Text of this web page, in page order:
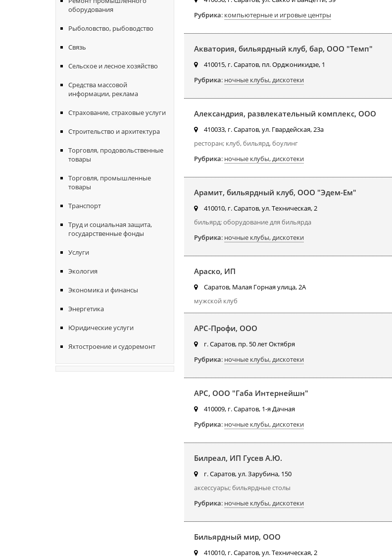
оборудования
Рыболовство, рыбоводство
Связь
Сельское и лесное хозяйство
Средства массовой
информации, реклама
Страхование, страховые услуги
Строительство и архитектура
Торговля, продовольственные
товары
Торговля, промышленные
товары
Транспорт
Труд и социальная защита,
государственные фонды
Услуги
Экология
Экономика и финансы
Энергетика
Юридические услуги
Яхтостроение и судоремонт
Рубрика: компьютерные и игровые центры
Акватория, бильярдный клуб, бар, ООО "Темп"
410015, г. Саратов, пл. Орджоникидзе, 1
Рубрика: ночные клубы, дискотеки
Александрия, развлекательный комплекс, ООО
410033, г. Саратов, ул. Гвардейская, 23а
ресторан; клуб, бильярд, боулинг
Рубрика: ночные клубы, дискотеки
Арамит, бильярдный клуб, ООО "Эдем-Ем"
410010, г. Саратов, ул. Техническая, 2
бильярд; оборудование для бильярда
Рубрика: ночные клубы, дискотеки
Араско, ИП
Саратов, Малая Горная улица, 2А
мужской клуб
АРС-Профи, ООО
г. Саратов, пр. 50 лет Октября
Рубрика: ночные клубы, дискотеки
АРС, ООО "Габа Интернейшн"
410009, г. Саратов, 1-я Дачная
Рубрика: ночные клубы, дискотеки
Билреал, ИП Гусев А.Ю.
г. Саратов, ул. Зарубина, 150
аксессуары; бильярдные столы
Рубрика: ночные клубы, дискотеки
Бильярдный мир, ООО
410010, г. Саратов, ул. Техническая, 2